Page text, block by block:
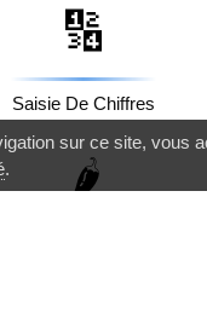
🔢
Saisie De Chiffres
🌶️
sur ce site, vous
.